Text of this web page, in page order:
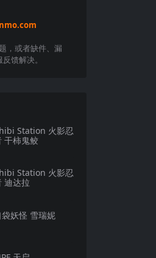
，或者缺件、漏
馈解决。
Station 火影忍
干柿鬼鲛
Station 火影忍
迪达拉
袋妖怪 雪瑞妮